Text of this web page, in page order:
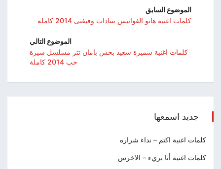
الموضوع السابق
كلمات اغنية هاتو الفوانيس سادات وفيفتى 2014 كاملة
الموضوع التالي
كلمات اغنية سميرة سعيد بحس بامان تتر مسلسل سيرة
حب 2014 كاملة
جديد اسمعها
كلمات اغنية اكتم – نداء شراره
كلمات اغنية أنا بريء – الاخرس